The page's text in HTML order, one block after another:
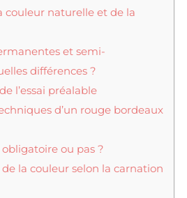
couleur naturelle et de la
et semi-
différences ?
l’essai préalable
d’un rouge bordeaux
ou pas ?
de la couleur selon la carnation